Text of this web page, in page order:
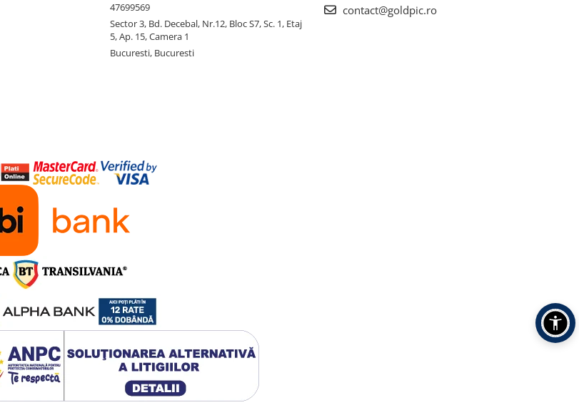
47699569
Sector 3, Bd. Decebal, Nr.12, Bloc S7, Sc. 1, Etaj
5, Ap. 15, Camera 1
Bucuresti, Bucuresti
contact@goldpic.ro